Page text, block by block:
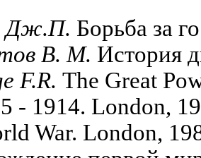
Дж.П. Борьба за
В. М. История
F.R. The Great
- 1914. London,
War. London,